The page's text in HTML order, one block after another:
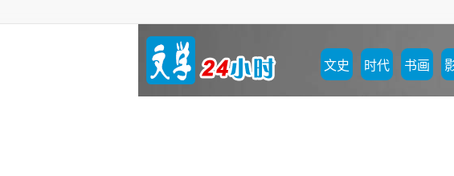
文史 时代 书画